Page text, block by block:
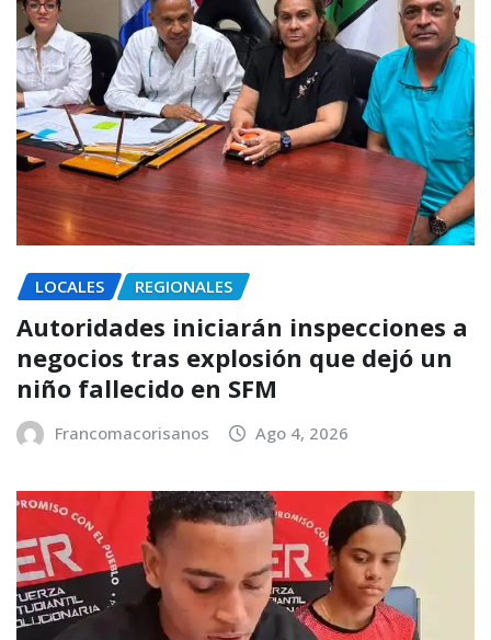
LOCALES REGIONALES
Autoridades iniciarán inspecciones a
negocios tras explosión que dejó un
niño fallecido en SFM
Francomacorisanos Ago 4, 2026